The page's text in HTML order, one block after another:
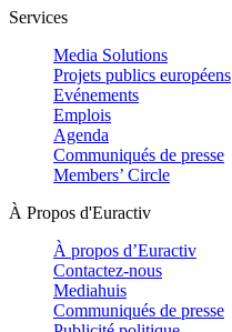
Services
Media Solutions
Projets publics européens
Evénements
Emplois
Agenda
Communiqués de presse
Members’ Circle
À Propos d'Euractiv
À propos d’Euractiv
Contactez-nous
Mediahuis
Communiqués de presse